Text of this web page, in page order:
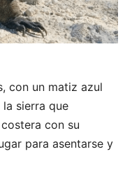
con un matiz azul
sierra que
con su
para asentarse y